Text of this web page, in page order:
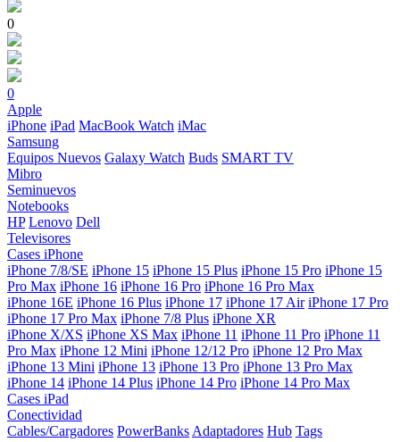
0
0
Apple
iPhone iPad MacBook Watch iMac
Samsung
Equipos Nuevos Galaxy Watch Buds SMART TV
Mibro
Seminuevos
Notebooks
HP Lenovo Dell
Televisores
Cases iPhone
iPhone 7/8/SE iPhone 15 iPhone 15 Plus iPhone 15 Pro iPhone 15
Pro Max iPhone 16 iPhone 16 Pro iPhone 16 Pro Max
iPhone 16E iPhone 16 Plus iPhone 17 iPhone 17 Air iPhone 17 Pro
iPhone 17 Pro Max iPhone 7/8 Plus iPhone XR
iPhone X/XS iPhone XS Max iPhone 11 iPhone 11 Pro iPhone 11
Pro Max iPhone 12 Mini iPhone 12/12 Pro iPhone 12 Pro Max
iPhone 13 Mini iPhone 13 iPhone 13 Pro iPhone 13 Pro Max
iPhone 14 iPhone 14 Plus iPhone 14 Pro iPhone 14 Pro Max
Cases iPad
Conectividad
Cables/Cargadores PowerBanks Adaptadores Hub Tags